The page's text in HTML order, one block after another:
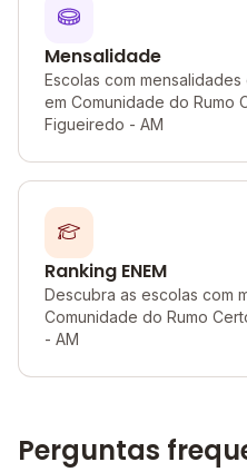
Mensalidade
Escolas com
em Comunidade do Rumo
Figueiredo - AM
Ranking ENEM
Descubra as escolas com
Comunidade do Rumo
- AM
Perguntas